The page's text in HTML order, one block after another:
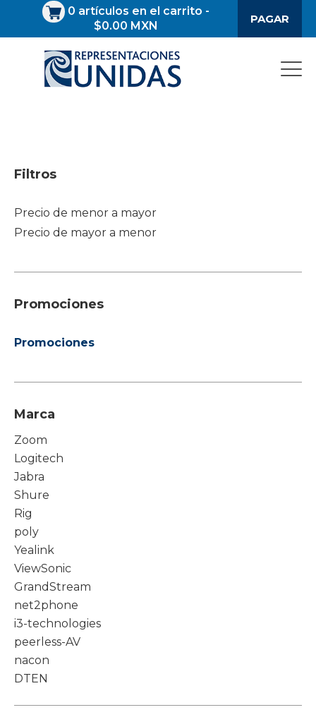
0 artículos en el carrito -
$0.00 MXN
PAGAR
Filtros
Precio de menor a mayor
Precio de mayor a menor
Promociones
Promociones
Marca
Zoom
Logitech
Jabra
Shure
Rig
poly
Yealink
ViewSonic
GrandStream
net2phone
i3-technologies
peerless-AV
nacon
DTEN